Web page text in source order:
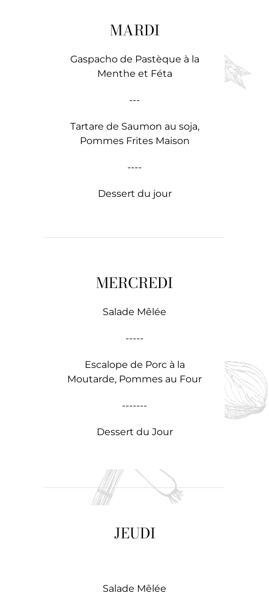
MARDI
Gaspacho de Pastèque à la
Menthe et Féta
---
Tartare de Saumon au soja,
Pommes Frites Maison
----
Dessert du jour
MERCREDI
Salade Mêlée
-----
Escalope de Porc à la
Moutarde, Pommes au Four
-------
Dessert du Jour
JEUDI
Salade Mêlée